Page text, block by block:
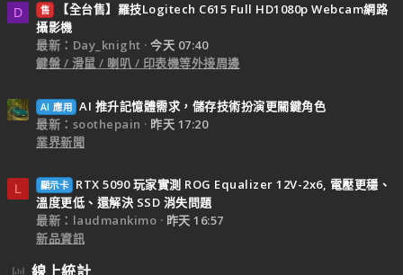
D 售
【全台售】羅技Logitech C615 Full HD1080p Webcam網路
攝影機
最新：Day_knight
今天 07:40
鍵盤 / 滑鼠 / 喇叭 / 印表機等外接周邊
AI 應用 AI 推升記憶體需求，儲存技術扮演更關鍵角色
最新：soothepain
昨天 17:20
業界新聞
L 顯示卡
RTX 5090 玩家實測 ROG Equalizer 12V-2x6, 電壓更穩、
溫度更低、還解決 SSD 消失問題
最新：laudmankimo
昨天 16:57
新品資訊